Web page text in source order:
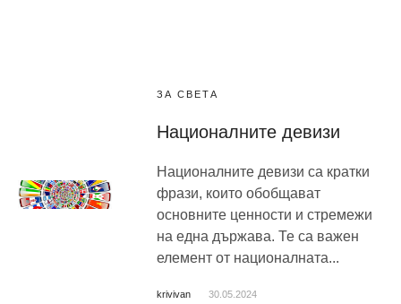
ЗА СВЕТА
Националните девизи
Националните девизи са кратки
фрази, които обобщават
основните ценности и стремежи
на една държава. Те са важен
елемент от националната...
krivivan 30.05.2024